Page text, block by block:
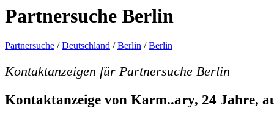
Partnersuche Berlin
Partnersuche /Deutschland /Berlin /Berlin
Kontaktanzeigen für Partnersuche Berlin
Kontaktanzeige von Karm..ary, 24 Jahre,